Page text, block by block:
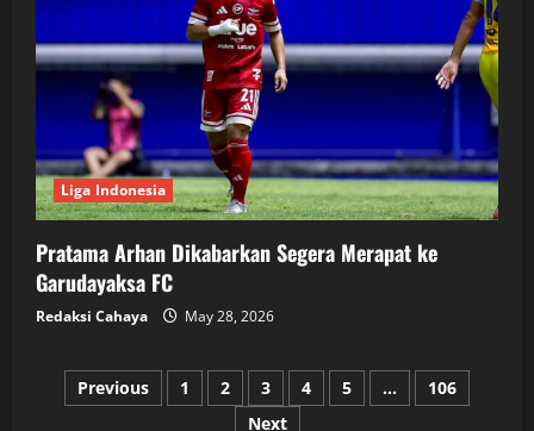
Liga Indonesia
Pratama Arhan Dikabarkan Segera Merapat ke
Garudayaksa FC
Redaksi Cahaya May 28, 2026
Posts
Previous 1 2 3 4 5 …
106
Next